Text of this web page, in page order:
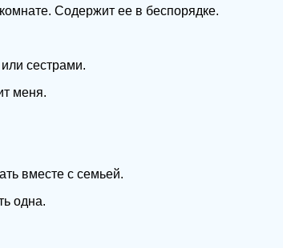
Содержит ее в беспорядке.
сестрами.
меня.
вместе с семьей.
одна.